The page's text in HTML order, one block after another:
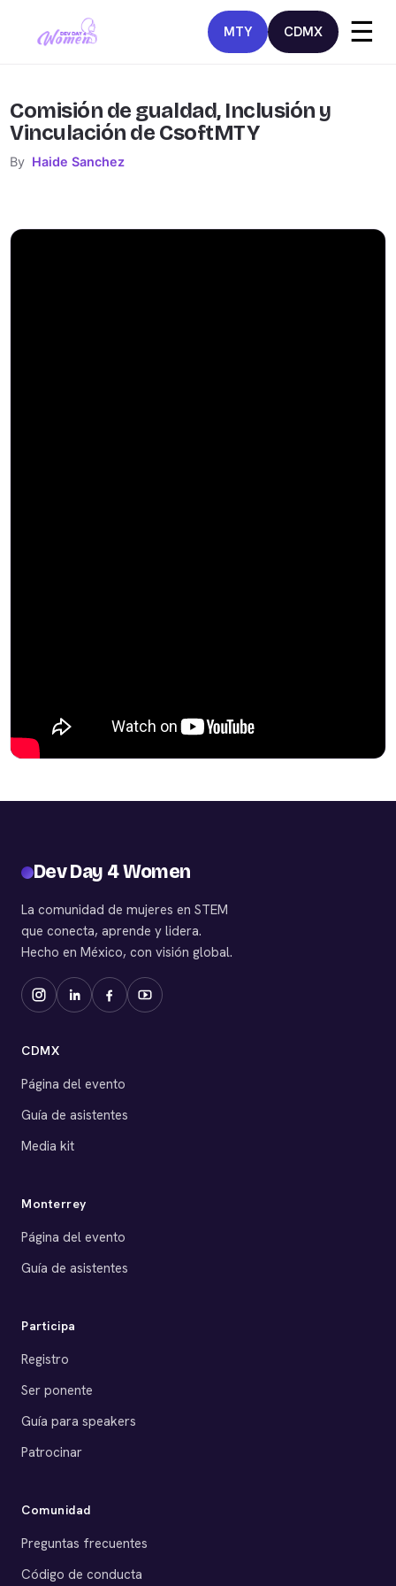
MTY CDMX ☰
Comisión de gualdad, Inclusión y
Vinculación de CsoftMTY
By Haide Sanchez
Dev Day 4 Women
La comunidad de mujeres en STEM
que conecta, aprende y lidera.
Hecho en México, con visión global.
CDMX
Página del evento
Guía de asistentes
Media kit
Monterrey
Página del evento
Guía de asistentes
Participa
Registro
Ser ponente
Guía para speakers
Patrocinar
Comunidad
Preguntas frecuentes
Código de conducta